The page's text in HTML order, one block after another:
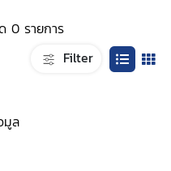
0 รายการ
Filter
มูล